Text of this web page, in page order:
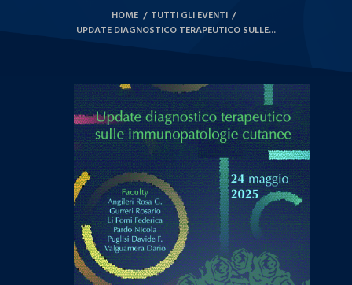
HOME
TUTTI GLI EVENTI
UPDATE DIAGNOSTICO TERAPEUTICO SULLE...